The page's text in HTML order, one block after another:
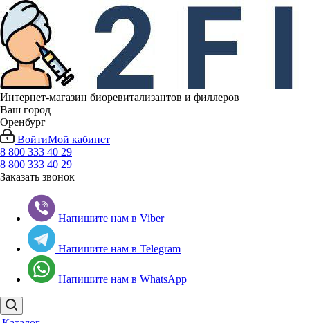
Интернет-магазин биоревитализантов и филлеров
Ваш город
Оренбург
ВойтиМой кабинет
8 800 333 40 29
8 800 333 40 29
Заказать звонок
Напишите нам в Viber
Напишите нам в Telegram
Напишите нам в WhatsApp